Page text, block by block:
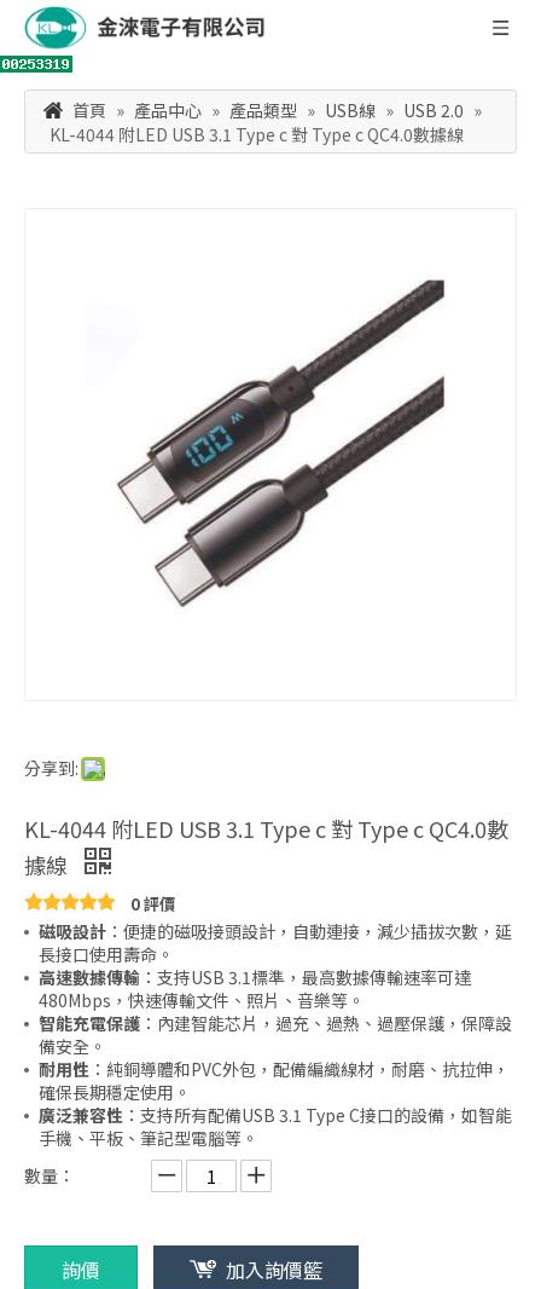
首頁 » 產品中心 » 產品類型 » USB線 » USB 2.0 »
KL-4044 附LED USB 3.1 Type c 對 Type c QC4.0數據線
分享到:
KL-4044 附LED USB 3.1 Type c 對 Type c QC4.0數
據線
0 評價
磁吸設計 ：便捷的磁吸接頭設計，自動連接，減少插拔次數，延
長接口使用壽命。
高速數據傳輸 ：支持USB 3.1標準，最高數據傳輸速率可達
480Mbps，快速傳輸文件、照片、音樂等。
智能充電保護 ：內建智能芯片，過充、過熱、過壓保護，保障設
備安全。
耐用性 ：純銅導體和PVC外包，配備編織線材，耐磨、抗拉伸，
確保長期穩定使用。
廣泛兼容性 ：支持所有配備USB 3.1 Type C接口的設備，如智能
手機、平板、筆記型電腦等。
數量：
詢價 加入詢價籃